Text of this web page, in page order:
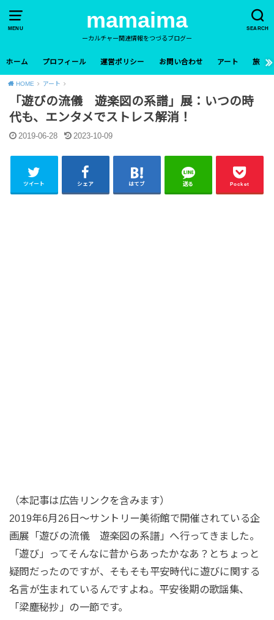
MENU SEARCH
mamaima
ーカルチャー関連情報をつづるブログー
ホーム プロフィール 運営ポリシー お問い合わせ アート 旅
HOME アート
「遊びの流儀 遊楽図の系譜」展：いつの時
代も、エンタメでストレス解消！
2019-06-28 2023-10-09
ツイート シェア はてブ 送る Pocket
（本記事は広告リンクを含みます）
2019年6月26日〜サントリー美術館で開催されている企
画展「遊びの流儀 遊楽図の系譜」へ行ってきました。
「遊び」ってそんなに昔からあったかなあ？とちょっと
疑問だったのですが、そもそも平安時代に遊びに関する
名言が生まれているんですよね。平安後期の歌謡集、
「梁塵秘抄」の一節です。